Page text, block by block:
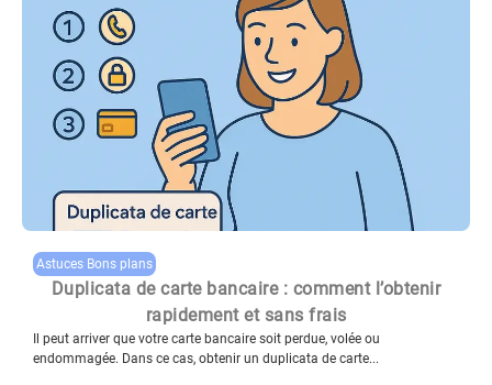
Astuces Bons plans
Duplicata de carte bancaire : comment l’obtenir
rapidement et sans frais
Il peut arriver que votre carte bancaire soit perdue, volée ou
endommagée. Dans ce cas, obtenir un duplicata de carte...